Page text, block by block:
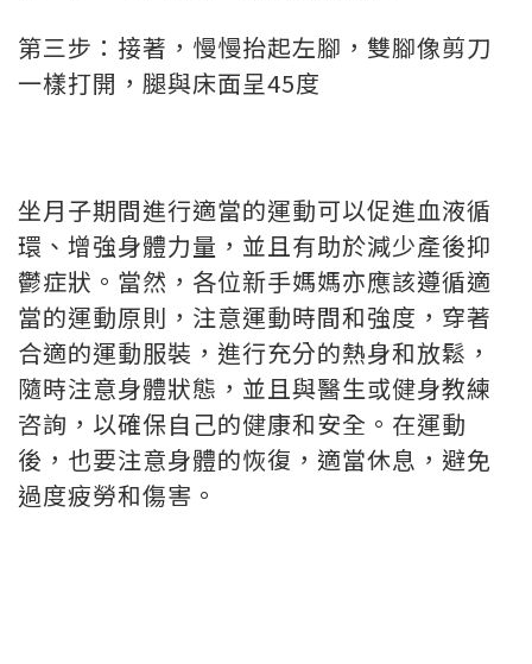
第三步：接著，慢慢抬起左腳，雙腳像剪刀
一樣打開，腿與床面呈45度
坐月子期間進行適當的運動可以促進血液循
環、增強身體力量，並且有助於減少產後抑
鬱症狀。當然，各位新手媽媽亦應該遵循適
當的運動原則，注意運動時間和強度，穿著
合適的運動服裝，進行充分的熱身和放鬆，
隨時注意身體狀態，並且與醫生或健身教練
咨詢，以確保自己的健康和安全。在運動
後，也要注意身體的恢復，適當休息，避免
過度疲勞和傷害。